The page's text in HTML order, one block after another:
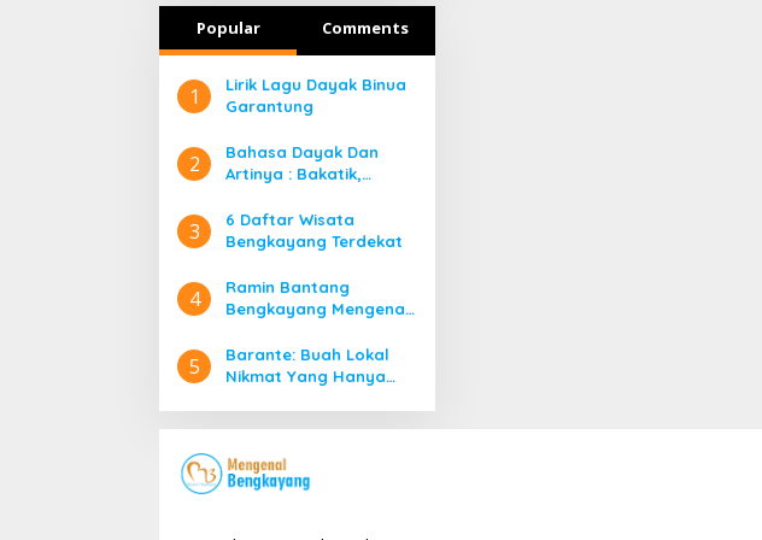
Popular Comments
1
Lirik Lagu Dayak Binua
Garantung
2
Bahasa Dayak Dan
Artinya : Bakatik,
Bidayuh Kata Ganti
Orang
3
6 Daftar Wisata
Bengkayang Terdekat
4
Ramin Bantang
Bengkayang Mengenal
Suku Dayak di
Bengkayang
5
Barante: Buah Lokal
Nikmat Yang Hanya